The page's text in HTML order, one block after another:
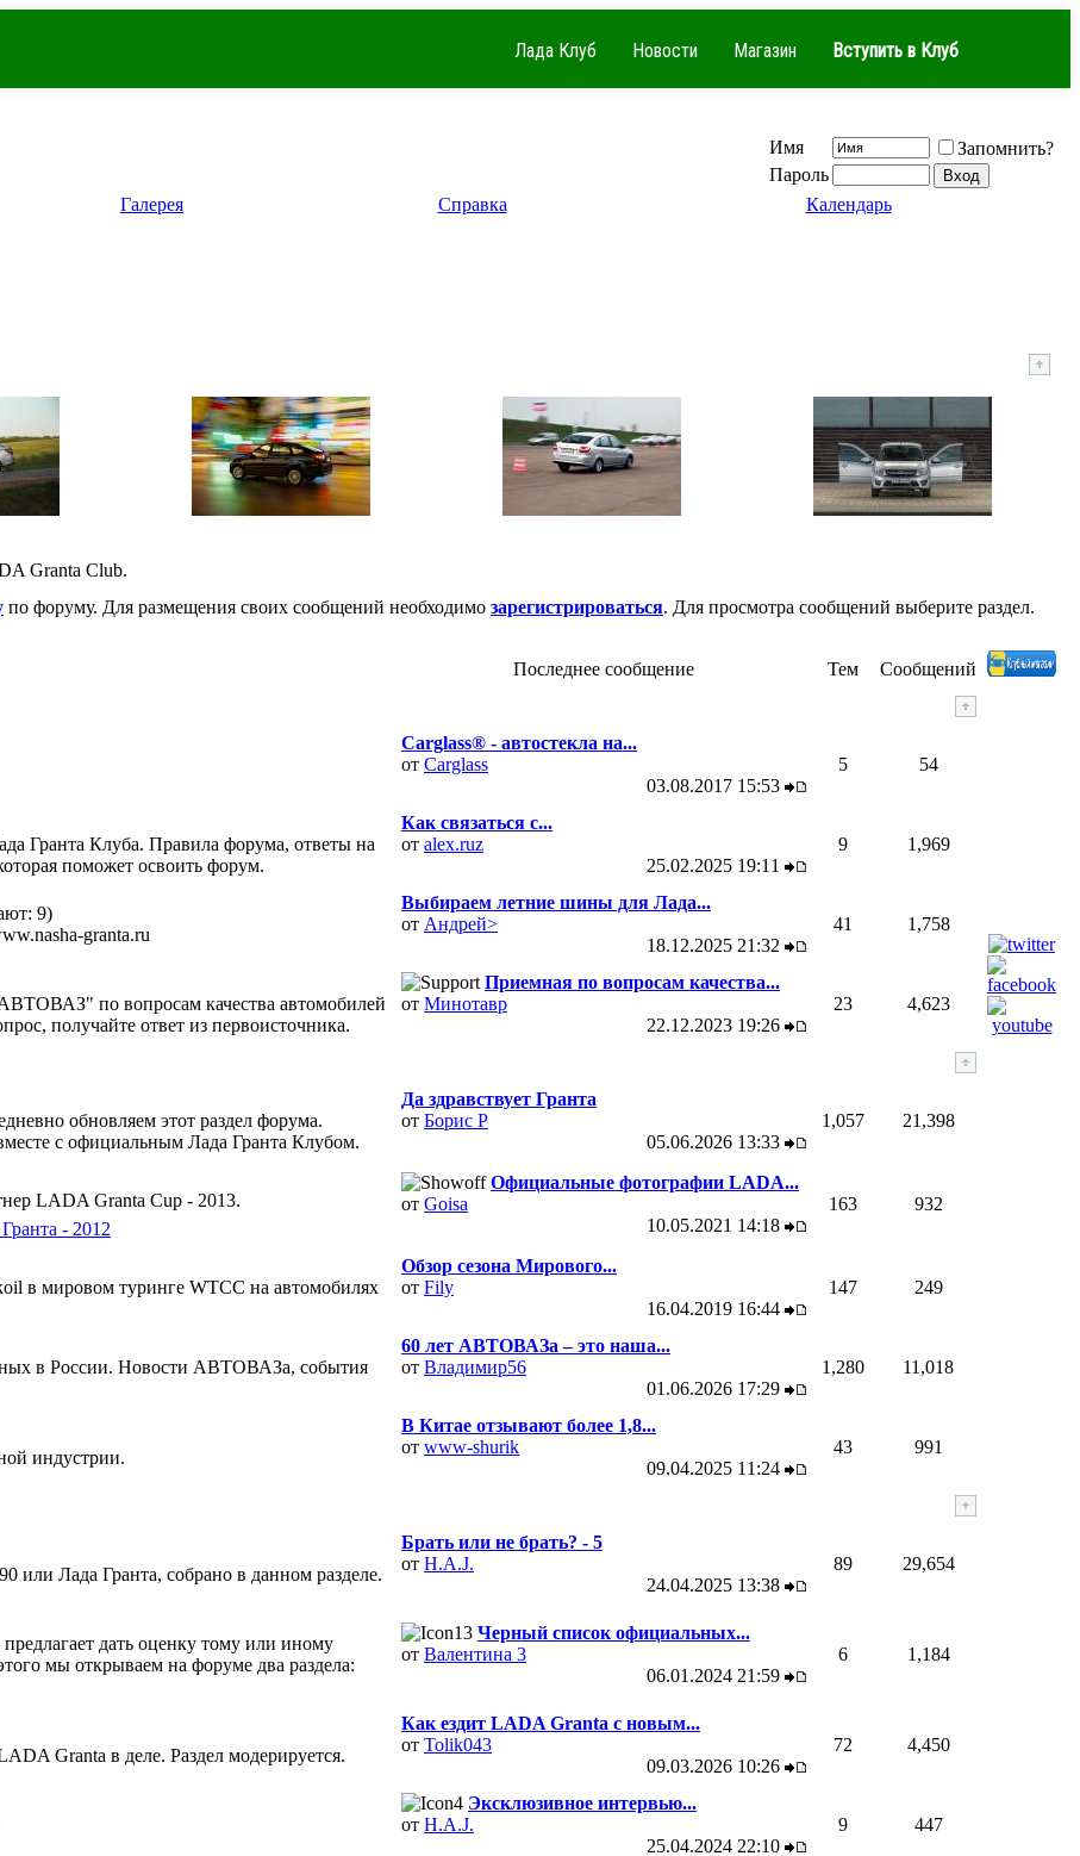
Лада Клуб Новости Магазин Вступить в Клуб
Имя
Запомнить?
Пароль
Галерея Справка Календарь
Granta Club.
по форуму. Для размещения своих сообщений необходимо зарегистрироваться. Для просмотра сообщений выберите раздел.
Последнее сообщение Тем
Сообщений
Carglass® - автостекла на...
от Carglass
03.08.2017 15:53
5 54
Гранта Клуба. Правила форума, ответы на
поможет освоить форум.
Как связаться с...
от alex.ruz
25.02.2025 19:11
9 1,969
9)
granta.ru
Выбираем летние шины для Лада...
от Андрей>
18.12.2025 21:32
41 1,758
по вопросам качества автомобилей
получайте ответ из первоисточника.
Приемная по вопросам качества...
от Минотавр
22.12.2023 19:26
23 4,623
обновляем этот раздел форума.
с официальным Лада Гранта Клубом.
Да здравствует Гранта
от Борис Р
05.06.2026 13:33
1,057 21,398
LADA Granta Cup - 2013.
- 2012
Официальные фотографии LADA...
от Goisa
10.05.2021 14:18
163 932
в мировом туринге WTCC на автомобилях
Обзор сезона Мирового...
от Fily
16.04.2019 16:44
147 249
в России. Новости АВТОВАЗа, события
60 лет АВТОВАЗа – это наша...
от Владимир56
01.06.2026 17:29
1,280 11,018
индустрии.
В Китае отзывают более 1,8...
от www-shurik
09.04.2025 11:24
43 991
или Лада Гранта, собрано в данном разделе.
Брать или не брать? - 5
от H.A.J.
24.04.2025 13:38
89 29,654
дать оценку тому или иному
мы открываем на форуме два раздела:
Черный список официальных...
от Валентина 3
06.01.2024 21:59
6 1,184
Granta в деле. Раздел модерируется.
Как ездит LADA Granta с новым...
от Tolik043
09.03.2026 10:26
72 4,450
Эксклюзивное интервью...
от H.A.J.
25.04.2024 22:10
9 447